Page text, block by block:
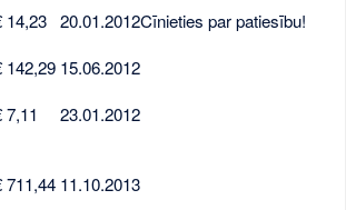
14,23 20.01.2012Cīnieties par patiesību!
142,29 15.06.2012
7,11
23.01.2012
711,44 11.10.2013